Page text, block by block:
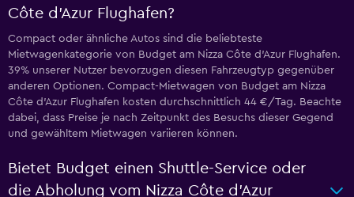
Côte d’Azur Flughafen?
Compact oder ähnliche Autos sind die beliebteste
Mietwagenkategorie von Budget am Nizza Côte d’Azur Flughafen.
39% unserer Nutzer bevorzugen diesen Fahrzeugtyp gegenüber
anderen Optionen. Compact-Mietwagen von Budget am Nizza
Côte d’Azur Flughafen kosten durchschnittlich 44 €/Tag. Beachte
dabei, dass Preise je nach Zeitpunkt des Besuchs dieser Gegend
und gewähltem Mietwagen variieren können.
Bietet Budget einen Shuttle-Service oder
die Abholung vom Nizza Côte d’Azur